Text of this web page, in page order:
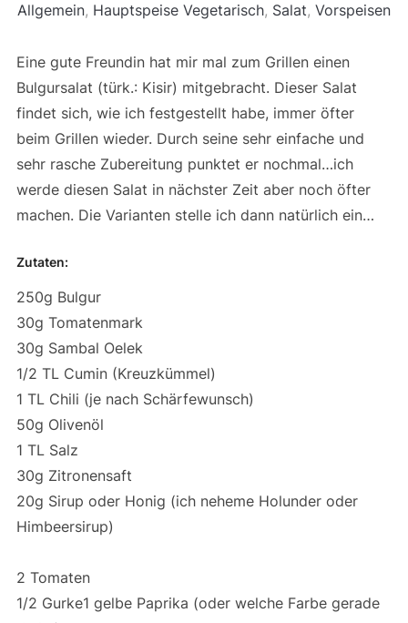
Allgemein, Hauptspeise Vegetarisch, Salat, Vorspeisen
Eine gute Freundin hat mir mal zum Grillen einen
Bulgursalat (türk.: Kisir) mitgebracht. Dieser Salat
findet sich, wie ich festgestellt habe, immer öfter
beim Grillen wieder. Durch seine sehr einfache und
sehr rasche Zubereitung punktet er nochmal…ich
werde diesen Salat in nächster Zeit aber noch öfter
machen. Die Varianten stelle ich dann natürlich ein…
Zutaten:
250g Bulgur
30g Tomatenmark
30g Sambal Oelek
1/2 TL Cumin (Kreuzkümmel)
1 TL Chili (je nach Schärfewunsch)
50g Olivenöl
1 TL Salz
30g Zitronensaft
20g Sirup oder Honig (ich neheme Holunder oder
Himbeersirup)
2 Tomaten
1/2 Gurke1 gelbe Paprika (oder welche Farbe gerade